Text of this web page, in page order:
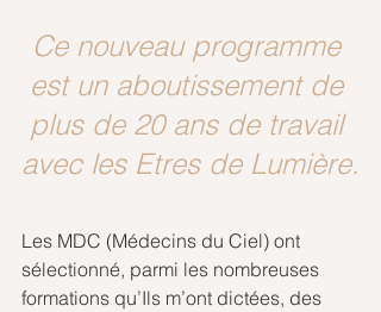
Ce nouveau programme
est un aboutissement de
plus de 20 ans de travail
avec les Etres de Lumière.
Les MDC (Médecins du Ciel) ont
sélectionné, parmi les nombreuses
formations qu’Ils m’ont dictées, des